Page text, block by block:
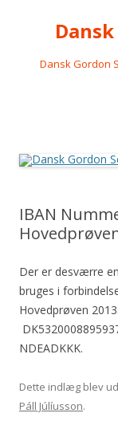
Dansk Gordon
IBAN
Der er desværre
bruges i
Hovedprøven
NDEADKKK.
Dette indlæg blev
Páll Júlíusson.